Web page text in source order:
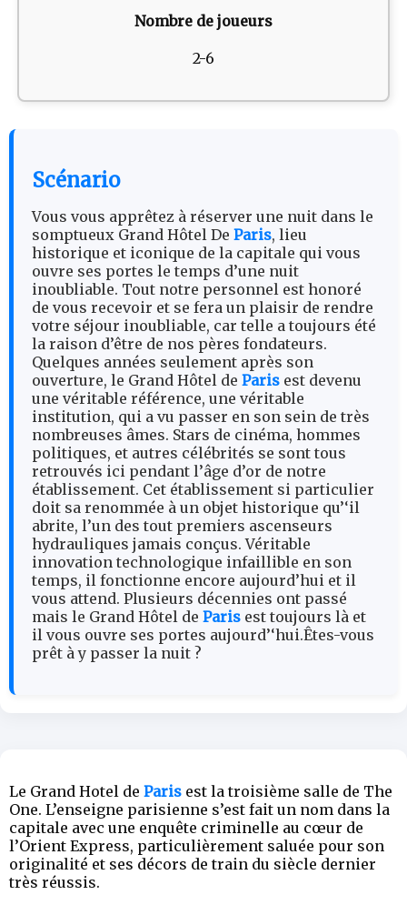
Nombre de joueurs
2-6
Scénario
Vous vous apprêtez à réserver une nuit dans le
somptueux Grand Hôtel De Paris, lieu
historique et iconique de la capitale qui vous
ouvre ses portes le temps d’une nuit
inoubliable. Tout notre personnel est honoré
de vous recevoir et se fera un plaisir de rendre
votre séjour inoubliable, car telle a toujours été
la raison d’être de nos pères fondateurs.
Quelques années seulement après son
ouverture, le Grand Hôtel de Paris est devenu
une véritable référence, une véritable
institution, qui a vu passer en son sein de très
nombreuses âmes. Stars de cinéma, hommes
politiques, et autres célébrités se sont tous
retrouvés ici pendant l’âge d’or de notre
établissement. Cet établissement si particulier
doit sa renommée à un objet historique qu’‘il
abrite, l’un des tout premiers ascenseurs
hydrauliques jamais conçus. Véritable
innovation technologique infaillible en son
temps, il fonctionne encore aujourd’hui et il
vous attend. Plusieurs décennies ont passé
mais le Grand Hôtel de Paris est toujours là et
il vous ouvre ses portes aujourd’‘hui.Êtes-vous
prêt à y passer la nuit ?
Le Grand Hotel de Paris est la troisième salle de The
One. L’enseigne parisienne s’est fait un nom dans la
capitale avec une enquête criminelle au cœur de
l’Orient Express, particulièrement saluée pour son
originalité et ses décors de train du siècle dernier
très réussis.